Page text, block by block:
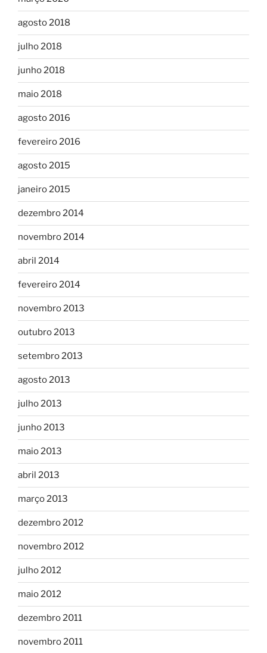
agosto 2018
julho 2018
junho 2018
maio 2018
agosto 2016
fevereiro 2016
agosto 2015
janeiro 2015
dezembro 2014
novembro 2014
abril 2014
fevereiro 2014
novembro 2013
outubro 2013
setembro 2013
agosto 2013
julho 2013
junho 2013
maio 2013
abril 2013
março 2013
dezembro 2012
novembro 2012
julho 2012
maio 2012
dezembro 2011
novembro 2011